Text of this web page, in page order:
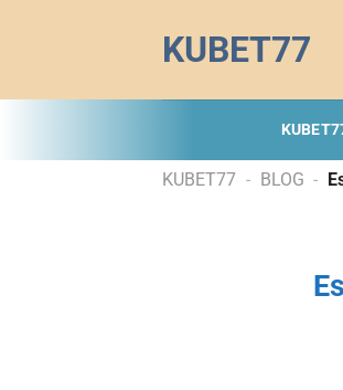
dung
KUBET77
KUBET77 - BLOG -